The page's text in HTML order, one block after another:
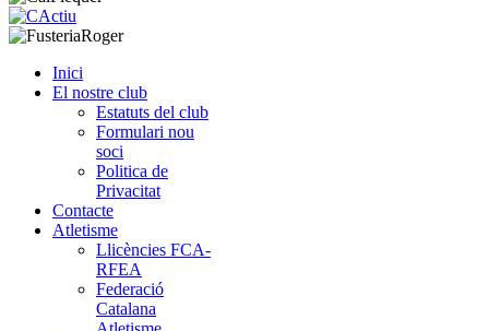
Inici
El nostre club
Estatuts del club
Formulari nou
soci
Politica de
Privacitat
Contacte
Atletisme
Llicències FCA-
RFEA
Federació
Catalana